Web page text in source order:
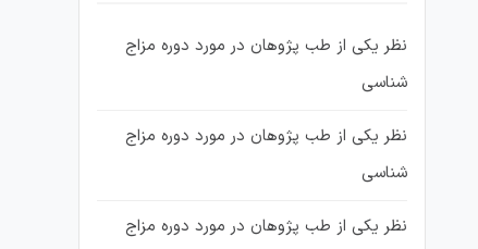
نظر یکی از طب پژوهان در مورد دوره مزاج
شناسی
نظر یکی از طب پژوهان در مورد دوره مزاج
شناسی
نظر یکی از طب پژوهان در مورد دوره مزاج